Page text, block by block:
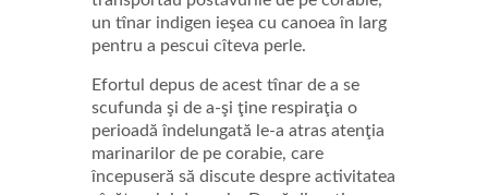
un tînar indigen ieşea cu canoea în larg
pentru a pescui cîteva perle.
Efortul depus de acest tînar de a se
scufunda şi de a-şi ţine respiraţia o
perioadă îndelungată le-a atras atenţia
marinarilor de pe corabie, care
începuseră să discute despre activitatea